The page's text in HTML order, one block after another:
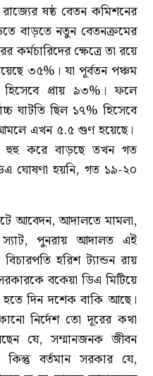
ষষ্ঠ বেতন কমিশনের
বাড়তে নতুন বেতনক্রমের
ক্ষেত্রে তা রয়ে
৩৫%। যা পূর্বতন পঞ্চম
প্রায় ৯৩%। ফলে
ঘাটতি ছিল ১৭% হিসেবে
এখন ৫.৫ গুণ হয়েছে।
হুহু করে বাড়ছে তখন গত
ঘোষণা হয়নি, গত ১৯-২০
আবেদন, আদালতে মামলা,
স্যাট, পুনরায় আদালত এই
হরিশ ট্যান্ডন রায়
বকেয়া ডিএ মিটিয়ে
দিন দশেক বাকি আছে।
নির্দেশ তো দূরের কথা
যে, সম্মানজনক জীবন
বর্তমান সরকার যে,